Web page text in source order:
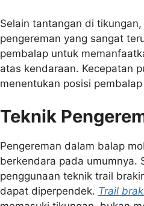
Selain tantangan di
pengereman yang sangat
pembalap untuk
atas kendaraan. Kecepatan
menentukan posisi
Teknik
Pengereman dalam balap
berkendara pada umumnya.
penggunaan teknik trail
dapat diperpendek. Trail